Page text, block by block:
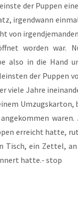
der Pup­pen
irgend­wann
von
wor­den war.
also in die Hand
der Pup­pen
vie­le Jah­re
erreicht hat­te,
Tisch, ein Zet­tel, an
hat­te.- stop